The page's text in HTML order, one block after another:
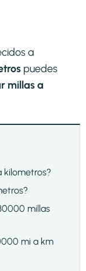
a
puedes
millas a
kilometros?
millas
mi a km